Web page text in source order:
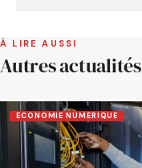
À LIRE AUSSI
Autres actualités
ECONOMIE NUMERIQUE